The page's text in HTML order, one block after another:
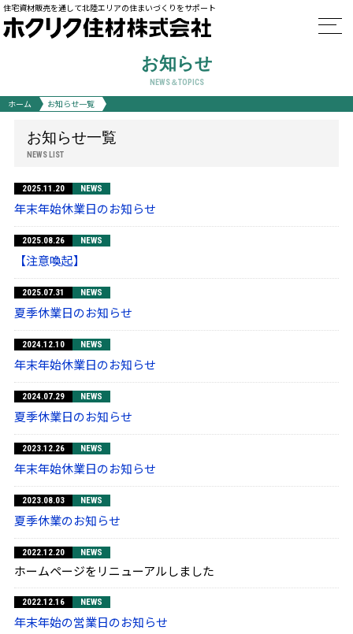
住宅資材販売を通して北陸エリアの住まいづくりをサポート
お知らせ
NEWS＆TOPICS
ホーム お知らせ一覧
お知らせ一覧
NEWS LIST
2025.11.20 NEWS
年末年始休業日のお知らせ
2025.08.26 NEWS
【注意喚起】
2025.07.31 NEWS
夏季休業日のお知らせ
2024.12.10 NEWS
年末年始休業日のお知らせ
2024.07.29 NEWS
夏季休業日のお知らせ
2023.12.26 NEWS
年末年始休業日のお知らせ
2023.08.03 NEWS
夏季休業のお知らせ
2022.12.20 NEWS
ホームページをリニューアルしました
2022.12.16 NEWS
年末年始の営業日のお知らせ